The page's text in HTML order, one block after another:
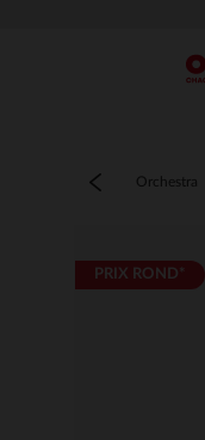
Orchestra
PRIX ROND*